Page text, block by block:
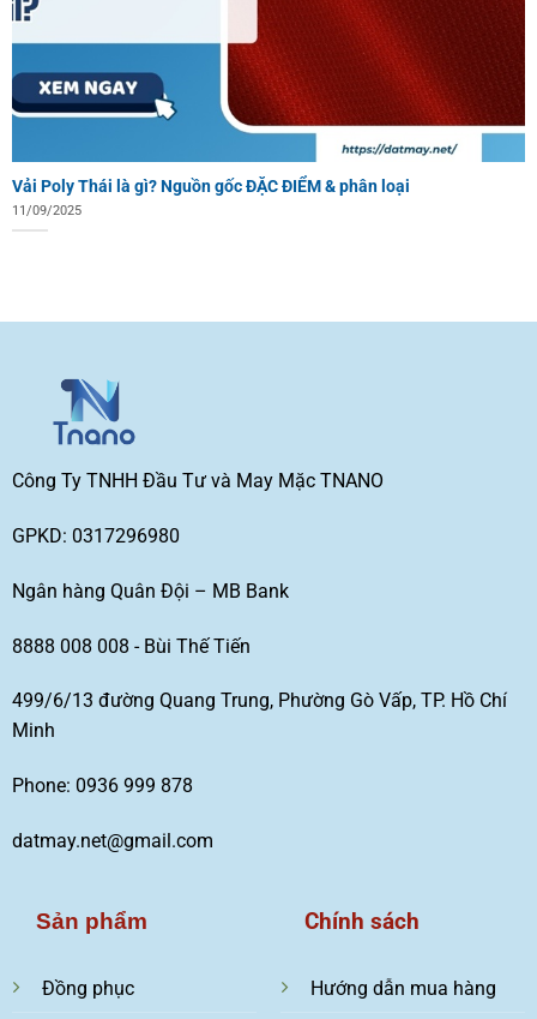
Vải Poly Thái là gì? Nguồn gốc ĐẶC ĐIỂM & phân loại
11/09/2025
Công Ty TNHH Đầu Tư và May Mặc TNANO
GPKD: 0317296980
Ngân hàng Quân Đội – MB Bank
8888 008 008 - Bùi Thế Tiến
499/6/13 đường Quang Trung, Phường Gò Vấp, TP. Hồ Chí
Minh
Phone: 0936 999 878
datmay.net@gmail.com
Sản phẩm
Đồng phục
Chính sách
Hướng dẫn mua hàng